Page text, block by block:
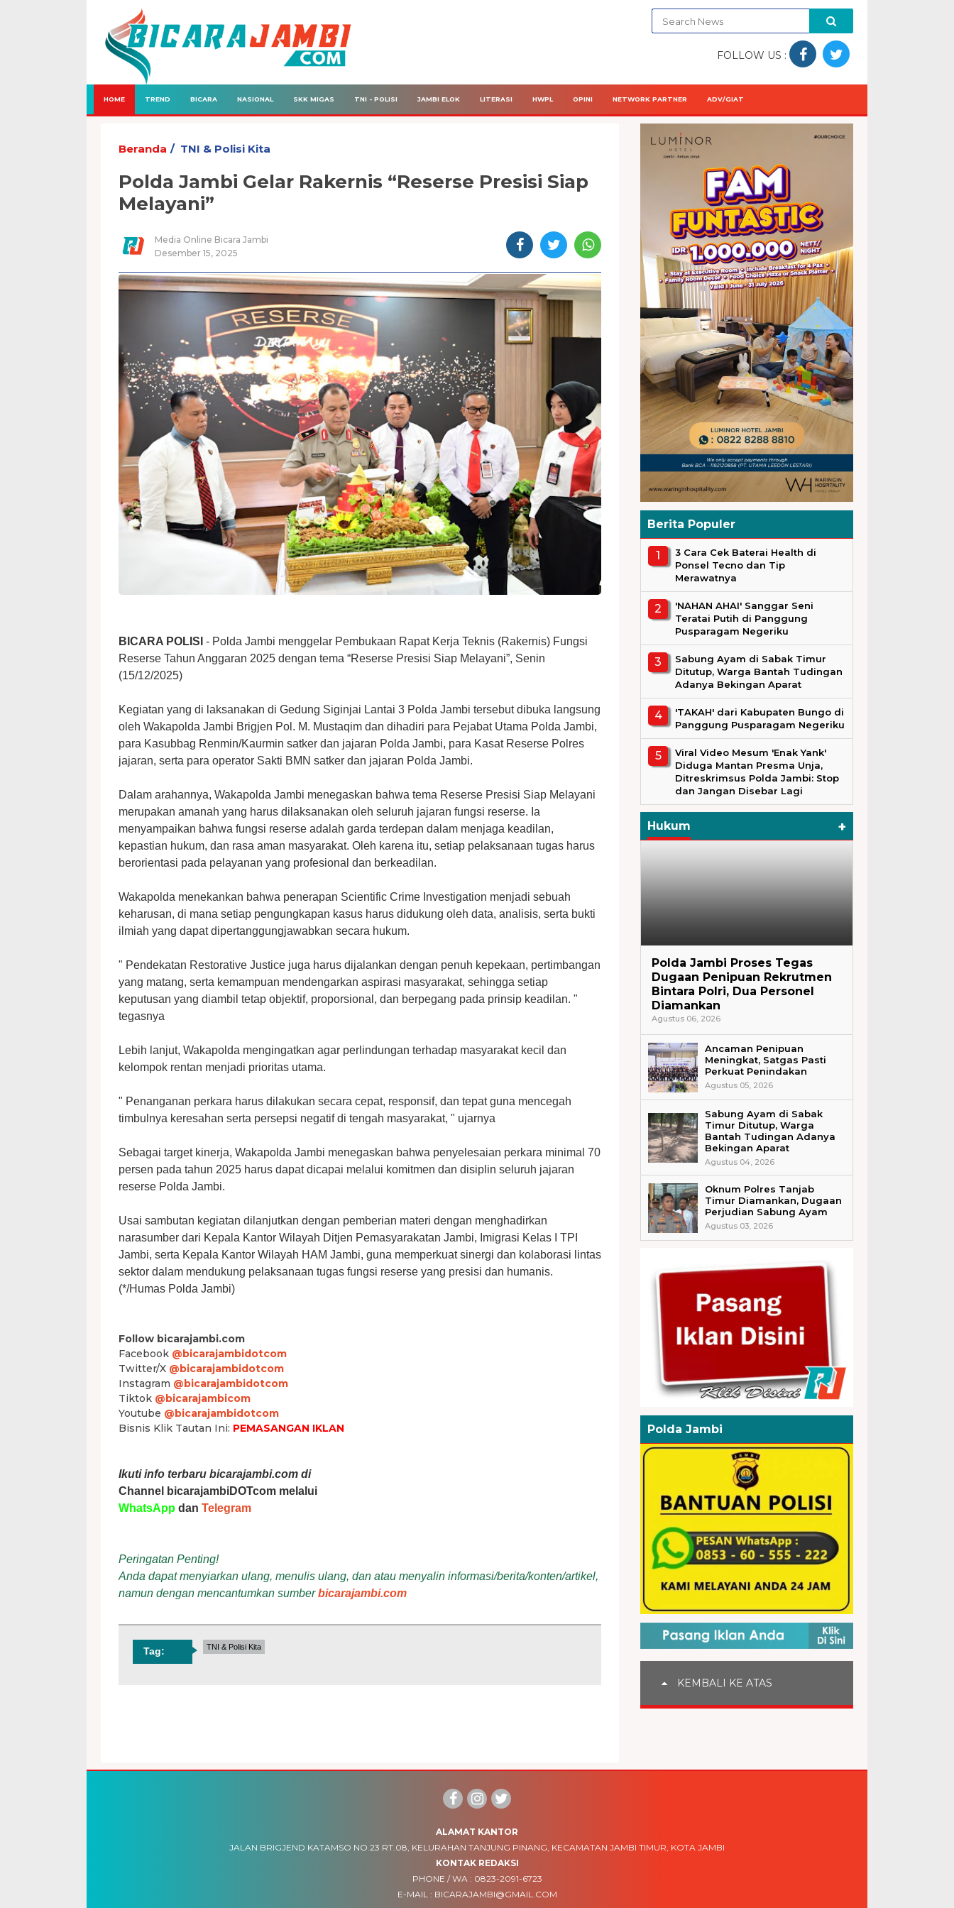
FOLLOW US :
HOME TREND BICARA NASIONAL SKK MIGAS TNI - POLISI JAMBI ELOK LITERASI HWPL OPINI NETWORK PARTNER ADV/GIAT
Beranda TNI & Polisi Kita
Polda Jambi Gelar Rakernis “Reserse Presisi Siap
Melayani”
Media Online Bicara Jambi
Desember 15, 2025
BICARA POLISI - Polda Jambi menggelar Pembukaan Rapat Kerja Teknis (Rakernis) Fungsi
Reserse Tahun Anggaran 2025 dengan tema “Reserse Presisi Siap Melayani”, Senin
(15/12/2025)
Kegiatan yang di laksanakan di Gedung Siginjai Lantai 3 Polda Jambi tersebut dibuka langsung
oleh Wakapolda Jambi Brigjen Pol. M. Mustaqim dan dihadiri para Pejabat Utama Polda Jambi,
para Kasubbag Renmin/Kaurmin satker dan jajaran Polda Jambi, para Kasat Reserse Polres
jajaran, serta para operator Sakti BMN satker dan jajaran Polda Jambi.
Dalam arahannya, Wakapolda Jambi menegaskan bahwa tema Reserse Presisi Siap Melayani
merupakan amanah yang harus dilaksanakan oleh seluruh jajaran fungsi reserse. Ia
menyampaikan bahwa fungsi reserse adalah garda terdepan dalam menjaga keadilan,
kepastian hukum, dan rasa aman masyarakat. Oleh karena itu, setiap pelaksanaan tugas harus
berorientasi pada pelayanan yang profesional dan berkeadilan.
Wakapolda menekankan bahwa penerapan Scientific Crime Investigation menjadi sebuah
keharusan, di mana setiap pengungkapan kasus harus didukung oleh data, analisis, serta bukti
ilmiah yang dapat dipertanggungjawabkan secara hukum.
" Pendekatan Restorative Justice juga harus dijalankan dengan penuh kepekaan, pertimbangan
yang matang, serta kemampuan mendengarkan aspirasi masyarakat, sehingga setiap
keputusan yang diambil tetap objektif, proporsional, dan berpegang pada prinsip keadilan. "
tegasnya
Lebih lanjut, Wakapolda mengingatkan agar perlindungan terhadap masyarakat kecil dan
kelompok rentan menjadi prioritas utama.
" Penanganan perkara harus dilakukan secara cepat, responsif, dan tepat guna mencegah
timbulnya keresahan serta persepsi negatif di tengah masyarakat, " ujarnya
Sebagai target kinerja, Wakapolda Jambi menegaskan bahwa penyelesaian perkara minimal 70
persen pada tahun 2025 harus dapat dicapai melalui komitmen dan disiplin seluruh jajaran
reserse Polda Jambi.
Usai sambutan kegiatan dilanjutkan dengan pemberian materi dengan menghadirkan
narasumber dari Kepala Kantor Wilayah Ditjen Pemasyarakatan Jambi, Imigrasi Kelas I TPI
Jambi, serta Kepala Kantor Wilayah HAM Jambi, guna memperkuat sinergi dan kolaborasi lintas
sektor dalam mendukung pelaksanaan tugas fungsi reserse yang presisi dan humanis.
(*/Humas Polda Jambi)
Follow bicarajambi.com
Facebook @bicarajambidotcom
Twitter/X @bicarajambidotcom
Instagram @bicarajambidotcom
Tiktok @bicarajambicom
Youtube @bicarajambidotcom
Bisnis Klik Tautan Ini: PEMASANGAN IKLAN
Ikuti info terbaru bicarajambi.com di
Channel bicarajambiDOTcom melalui
WhatsApp dan Telegram
Peringatan Penting!
Anda dapat menyiarkan ulang, menulis ulang, dan atau menyalin informasi/berita/konten/artikel,
namun dengan mencantumkan sumberbicarajambi.com
Tag: TNI & Polisi Kita
Berita Populer
3 Cara Cek Baterai Health di
Ponsel Tecno dan Tip
Merawatnya
'NAHAN AHAI' Sanggar Seni
Teratai Putih di Panggung
Pusparagam Negeriku
Sabung Ayam di Sabak Timur
Ditutup, Warga Bantah Tudingan
Adanya Bekingan Aparat
'TAKAH' dari Kabupaten Bungo di
Panggung Pusparagam Negeriku
Viral Video Mesum 'Enak Yank'
Diduga Mantan Presma Unja,
Ditreskrimsus Polda Jambi: Stop
dan Jangan Disebar Lagi
Hukum +
Polda Jambi Proses Tegas
Dugaan Penipuan Rekrutmen
Bintara Polri, Dua Personel
Diamankan
Agustus 06, 2026
Ancaman Penipuan
Meningkat, Satgas Pasti
Perkuat Penindakan
Agustus 05, 2026
Sabung Ayam di Sabak
Timur Ditutup, Warga
Bantah Tudingan Adanya
Bekingan Aparat
Agustus 04, 2026
Oknum Polres Tanjab
Timur Diamankan, Dugaan
Perjudian Sabung Ayam
Agustus 03, 2026
Polda Jambi
KEMBALI KE ATAS
ALAMAT KANTOR
JALAN BRIGJEND KATAMSO NO.23 RT.08, KELURAHAN TANJUNG PINANG, KECAMATAN JAMBI TIMUR, KOTA JAMBI
KONTAK REDAKSI
PHONE / WA : 0823-2091-6723
E-MAIL : BICARAJAMBI@GMAIL.COM